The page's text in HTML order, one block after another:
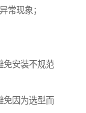
常现象；
免安装不规范
免因为选型而